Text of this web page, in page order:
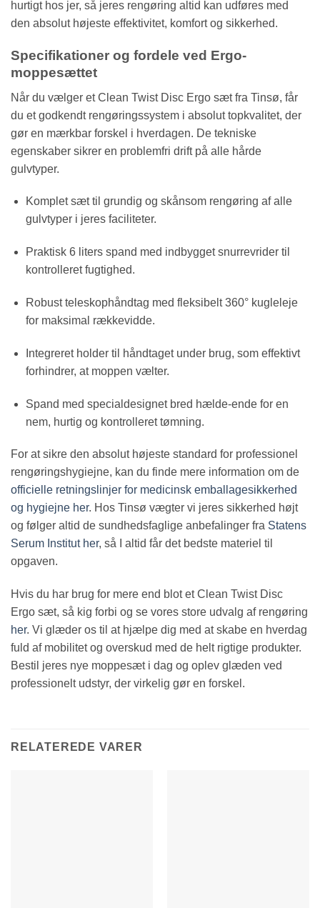
hurtigt hos jer, så jeres rengøring altid kan udføres med
den absolut højeste effektivitet, komfort og sikkerhed.
Specifikationer og fordele ved Ergo-
moppesættet
Når du vælger et Clean Twist Disc Ergo sæt fra Tinsø, får
du et godkendt rengøringssystem i absolut topkvalitet, der
gør en mærkbar forskel i hverdagen. De tekniske
egenskaber sikrer en problemfri drift på alle hårde
gulvtyper.
Komplet sæt til grundig og skånsom rengøring af alle
gulvtyper i jeres faciliteter.
Praktisk 6 liters spand med indbygget snurrevrider til
kontrolleret fugtighed.
Robust teleskophåndtag med fleksibelt 360° kugleleje
for maksimal rækkevidde.
Integreret holder til håndtaget under brug, som effektivt
forhindrer, at moppen vælter.
Spand med specialdesignet bred hælde-ende for en
nem, hurtig og kontrolleret tømning.
For at sikre den absolut højeste standard for professionel
rengøringshygiejne, kan du finde mere information om de
officielle retningslinjer for medicinsk emballagesikkerhed
og hygiejne her. Hos Tinsø vægter vi jeres sikkerhed højt
og følger altid de sundhedsfaglige anbefalinger fra Statens
Serum Institut her, så I altid får det bedste materiel til
opgaven.
Hvis du har brug for mere end blot et Clean Twist Disc
Ergo sæt, så kig forbi og se vores store udvalg af rengøring
her. Vi glæder os til at hjælpe dig med at skabe en hverdag
fuld af mobilitet og overskud med de helt rigtige produkter.
Bestil jeres nye moppesæt i dag og oplev glæden ved
professionelt udstyr, der virkelig gør en forskel.
RELATEREDE VARER